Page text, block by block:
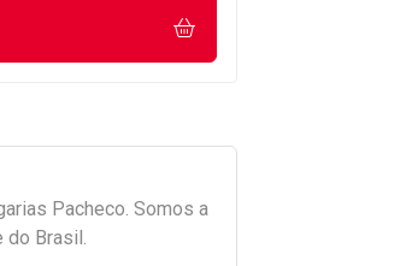
Pacheco. Somos a
do Brasil.